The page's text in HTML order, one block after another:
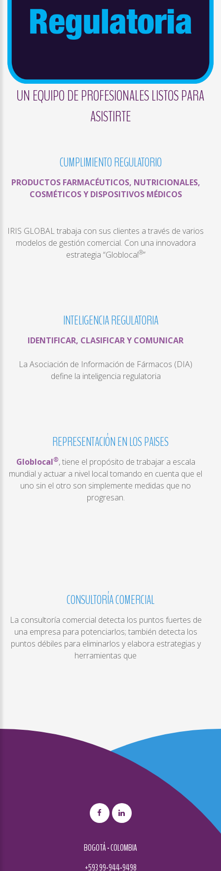
UN EQUIPO DE PROFESIONALES LISTOS PARA
ASISTIRTE
CUMPLIMIENTOREGULATORIO
PRODUCTOS FARMACÉUTICOS, NUTRICIONALES,
COSMÉTICOS Y DISPOSITIVOS MÉDICOS
IRIS GLOBAL trabaja con sus clientes a través de varios
modelos de gestión comercial. Con una innovadora
estrategia “Globlocal®”
INTELIGENCIAREGULATORIA
IDENTIFICAR, CLASIFICAR Y COMUNICAR
La Asociación de Información de Fármacos (DIA)
define la inteligencia regulatoria
REPRESENTACIÓNENLOSPAISES
Globlocal®, tiene el propósito de trabajar a escala
mundial y actuar a nivel local tomando en cuenta que el
uno sin el otro son simplemente medidas que no
progresan.
CONSULTORÍACOMERCIAL
La consultoría comercial detecta los puntos fuertes de
una empresa para potenciarlos; también detecta los
puntos débiles para eliminarlos y elabora estrategias y
herramientas que
BOGOTÁ - COLOMBIA
+593 99-944-9498